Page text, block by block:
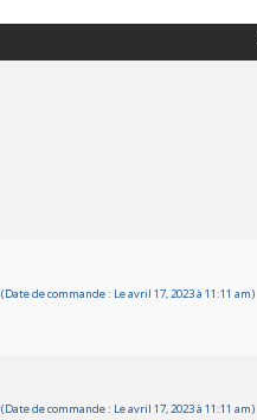
(Date de commande : Le avril 17, 2023 à 11:11 am)
(Date de commande : Le avril 17, 2023 à 11:11 am)